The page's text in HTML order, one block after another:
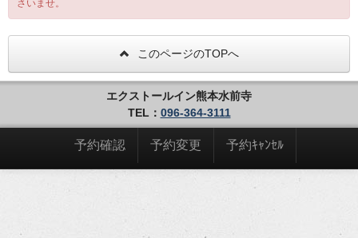
さいませ。
このページのTOPへ
エクストールイン熊本水前寺
TEL： 096-364-3111
予約確認 予約変更 予約ｷｬﾝｾﾙ